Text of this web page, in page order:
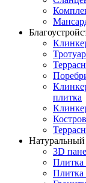
плитка
Натуральный
3D
Плитка
Плитка